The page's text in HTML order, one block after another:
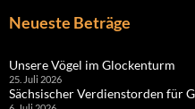
Neueste Beträge
Unsere Vögel im Glockenturm
25. Juli 2026
Sächsischer Verdienstorden für